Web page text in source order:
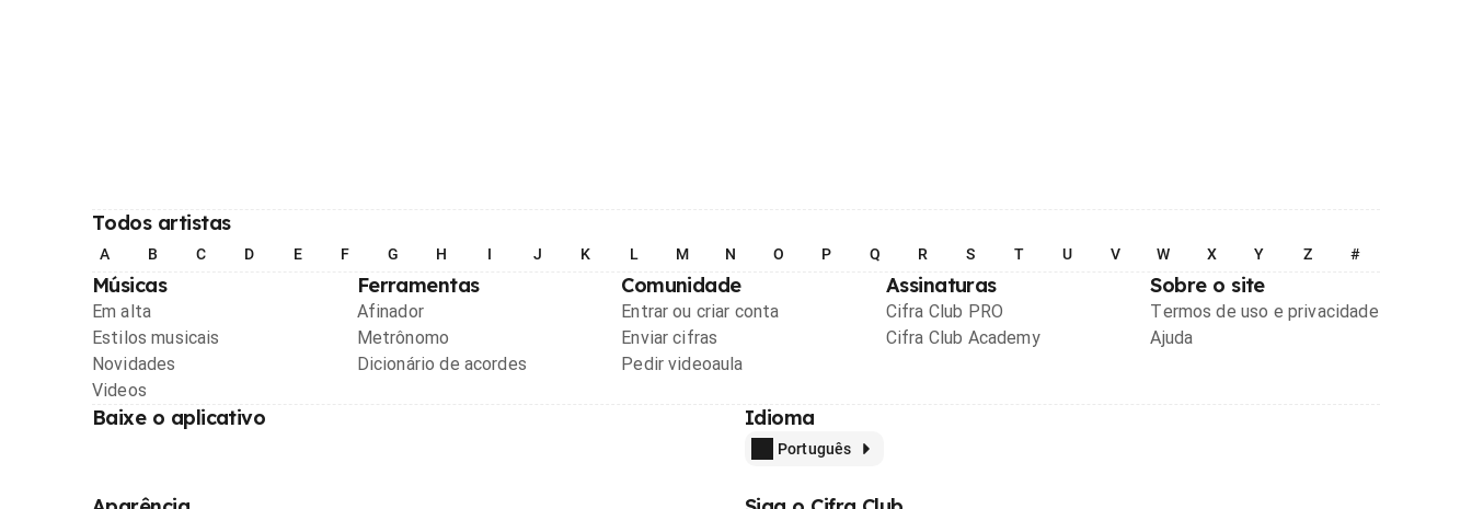
Todos artistas
A B C D E F G H I J K L M N O P Q R S T U V W X Y Z #
Músicas
Em alta
Estilos musicais
Novidades
Videos
Ferramentas
Afinador
Metrônomo
Dicionário de acordes
Comunidade
Entrar ou criar conta
Enviar cifras
Pedir videoaula
Assinaturas
Cifra Club PRO
Cifra Club Academy
Sobre o site
Termos de uso e privacidade
Ajuda
Baixe o aplicativo Idioma
Português